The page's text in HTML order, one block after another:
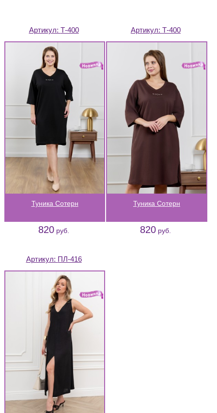
Артикул: Т-400
Туника Сотерн
820 руб.
Артикул: Т-400
Туника Сотерн
820 руб.
Артикул: ПЛ-416